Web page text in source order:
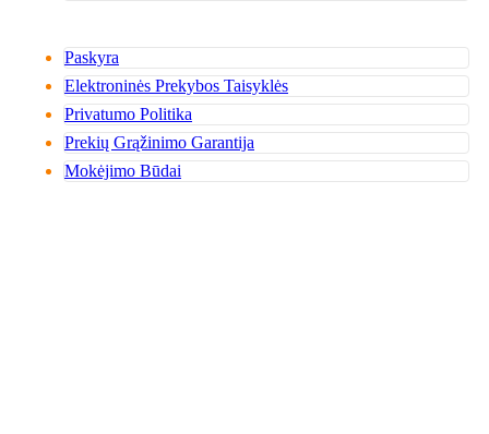
Paskyra
Elektroninės Prekybos Taisyklės
Privatumo Politika
Prekių Grąžinimo Garantija
Mokėjimo Būdai